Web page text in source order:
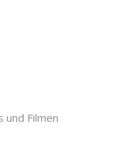
und Filmen